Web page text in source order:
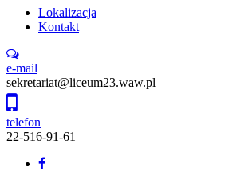
Lokalizacja
Kontakt
e-mail
sekretariat@liceum23.waw.pl
telefon
22-516-91-61
Back